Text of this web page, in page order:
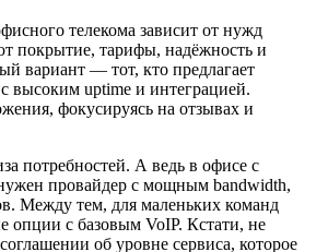
телекома зависит от нужд
покрытие, тарифы, надёжность и
вариант — тот, кто предлагает
высоким uptime и интеграцией.
фокусируясь на отзывах и
потребностей. А ведь в офисе с
провайдер с мощным bandwidth,
Между тем, для маленьких команд
опции с базовым VoIP. Кстати, не
об уровне сервиса, которое